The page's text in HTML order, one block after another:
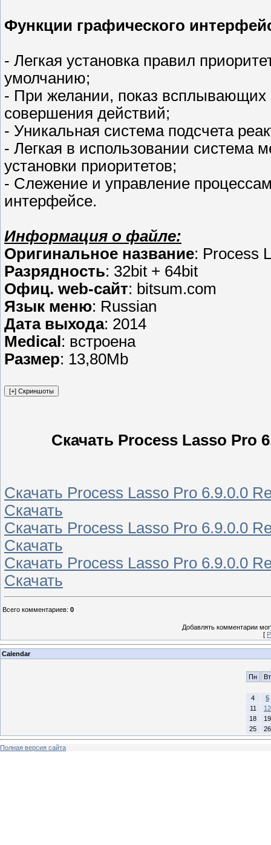
Функции графического
- Легкая установка правил
умолчанию;
- При желании, показ всплывающих
совершения действий;
- Уникальная система подсчета
- Легкая в использовании
установки приоритетов;
- Слежение и управление
интерфейсе.
Информация о файле:
Оригинальное название: Process
Разрядность: 32bit + 64bit
Офиц. web-сайт: bitsum.com
Язык меню: Russian
Дата выхода: 2014
Medical : встроена
Размер: 13,80Mb
Скачать Process Lasso Pro
Скачать Process Lasso Pro 6.9.0.0
Скачать
Скачать Process Lasso Pro 6.9.0.0
Скачать
Скачать Process Lasso Pro 6.9.0.0
Скачать
Всего комментариев: 0
Добавлять комментарии
[
Calendar
Пн
Вт
4
5
11
12
18
19
25
26
Полная версия сайта